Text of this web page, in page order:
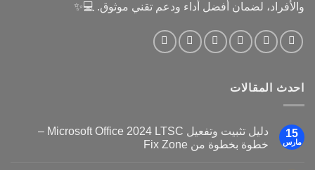
والأفراد، لضمان أفضل أداء ودعم تقني موثوق. 💻✨
احدث المقالات
15
مارس
دليل تثبيت وتفعيل Microsoft Office 2024 LTSC –
خطوة بخطوة من Fix Zone